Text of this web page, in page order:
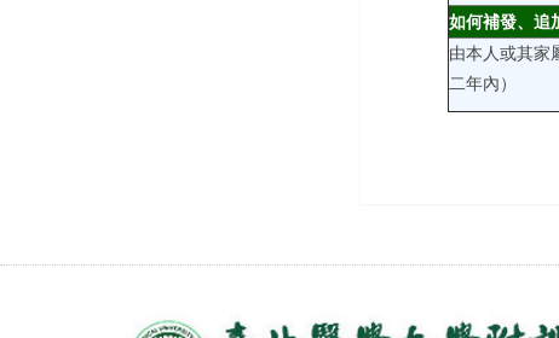
如何補發、追
由本人或其家
二年內）